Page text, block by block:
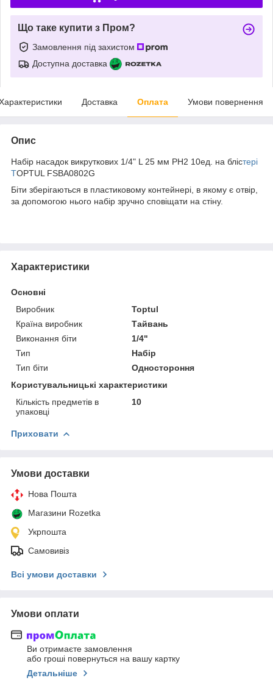
Що таке купити з Пром?
Замовлення під захистом
Доступна доставка
Доставка Оплата Умови повернення
Опис
Набір насадок викруткових 1/4" L 25 мм PH2 10ед. на блістері
TOPTUL FSBA0802G
Біти зберігаються в пластиковому контейнері, в якому є отвір,
за допомогою нього набір зручно сповіщати на стіну.
Характеристики
Основні
Виробник
Toptul
Країна виробник
Тайвань
Виконання біти
1/4"
Тип
Набір
Тип біти
Одностороння
Користувальницькі характеристики
Кількість предметів в
упаковці
10
Приховати
Умови доставки
Нова Пошта
Магазини Rozetka
Укрпошта
Самовивіз
Всі умови доставки
Умови оплати
Ви отримаєте замовлення
або гроші повернуться на вашу картку
Детальніше